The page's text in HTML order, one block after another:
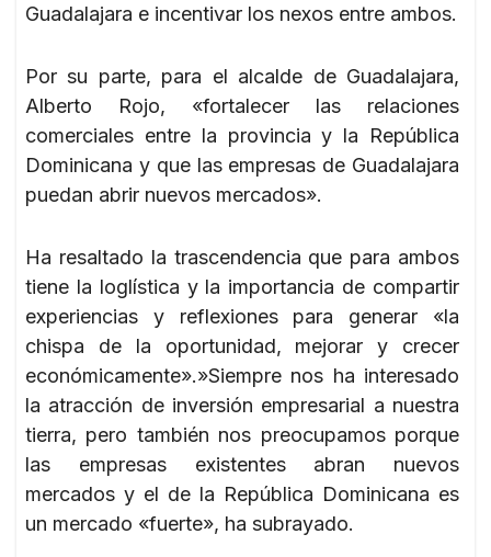
Guadalajara e incentivar los nexos entre ambos.
Por su parte, para el alcalde de Guadalajara,
Alberto Rojo, «fortalecer las relaciones
comerciales entre la provincia y la República
Dominicana y que las empresas de Guadalajara
puedan abrir nuevos mercados».
Ha resaltado la trascendencia que para ambos
tiene la loglística y la importancia de compartir
experiencias y reflexiones para generar «la
chispa de la oportunidad, mejorar y crecer
económicamente».»Siempre nos ha interesado
la atracción de inversión empresarial a nuestra
tierra, pero también nos preocupamos porque
las empresas existentes abran nuevos
mercados y el de la República Dominicana es
un mercado «fuerte», ha subrayado.